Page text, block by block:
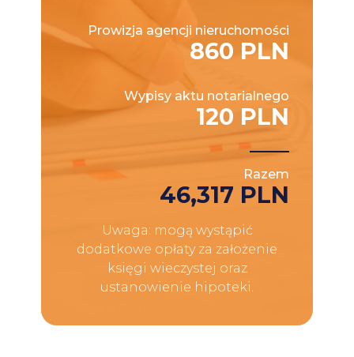
Prowizja agencji nieruchomości
860 PLN
Wypisy aktu notarialnego
120 PLN
Razem
46,317 PLN
Uwaga: mogą wystąpić
dodatkowe opłaty za założenie
księgi wieczystej oraz
ustanowienie hipoteki.